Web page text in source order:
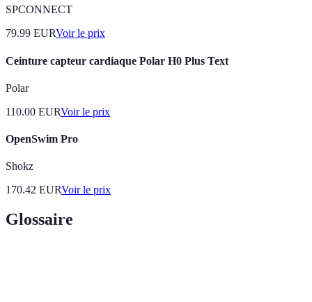
SPCONNECT
79.99 EURVoir le prix
Ceinture capteur cardiaque Polar H0 Plus Text
Polar
110.00 EURVoir le prix
OpenSwim Pro
Shokz
170.42 EURVoir le prix
Glossaire